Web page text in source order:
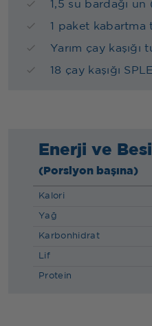
1,5 su bardağı un
1 paket kabartma
Yarım çay kaşığı
18 çay kaşığı
Enerji ve
(Porsiyon başına)
Kalori
Yağ
Karbonhidrat
Lif
Protein